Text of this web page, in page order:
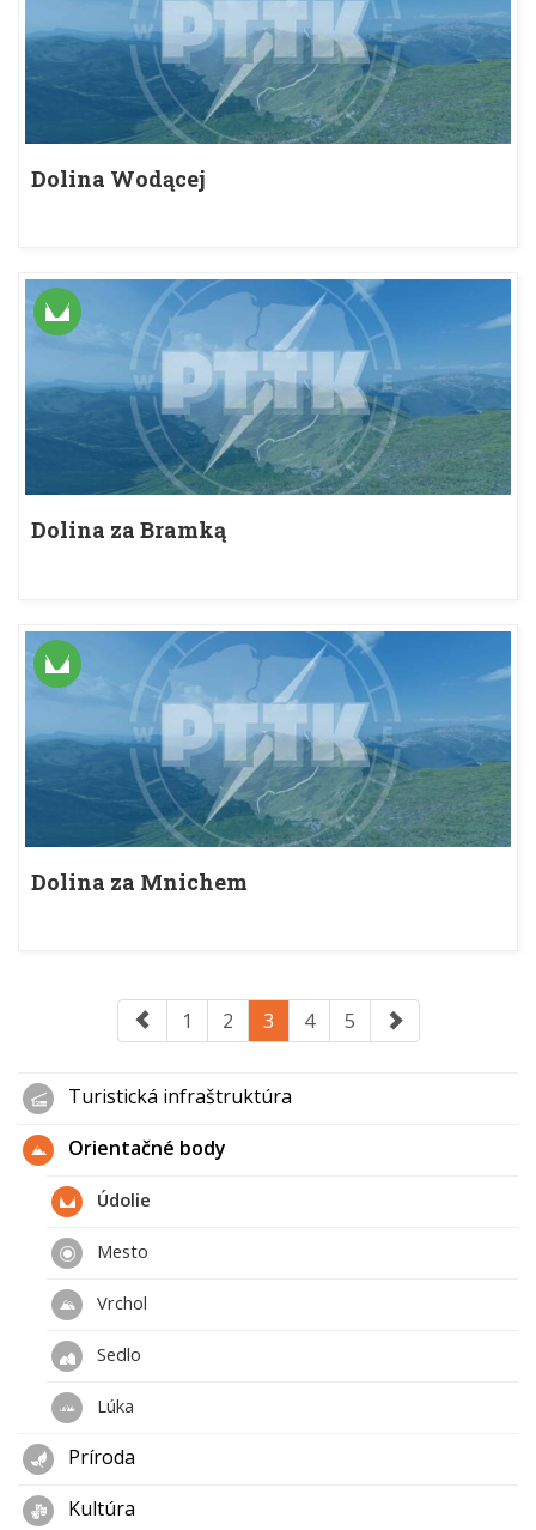
Dolina Wodącej
Dolina za Bramką
Dolina za Mnichem
1 2 3 4 5
Turistická infraštruktúra
Orientačné body
Údolie
Mesto
Vrchol
Sedlo
Lúka
Príroda
Kultúra